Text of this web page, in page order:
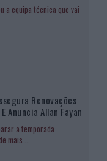
a equipa técnica que vai
Renovações
Anuncia Allan Fayan
a temporada
mais ...